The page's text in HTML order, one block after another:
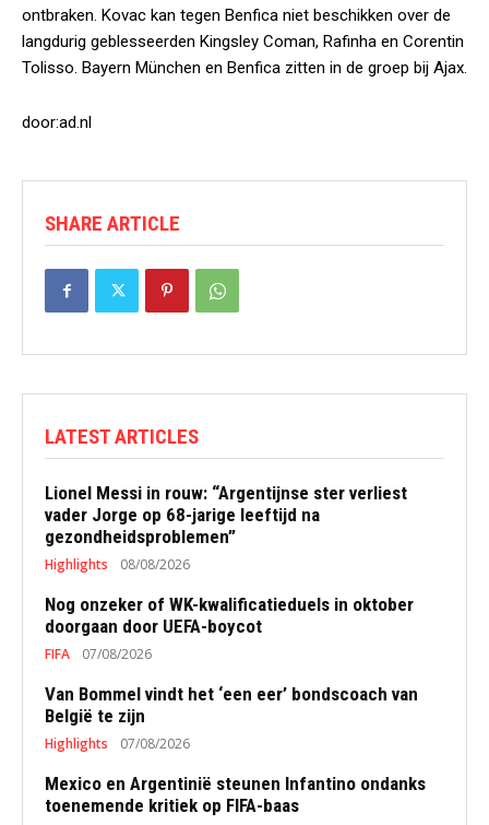
ontbraken. Kovac kan tegen Benfica niet beschikken over de
langdurig geblesseerden Kingsley Coman, Rafinha en Corentin
Tolisso. Bayern München en Benfica zitten in de groep bij Ajax.
door:ad.nl
SHARE ARTICLE
LATEST ARTICLES
Lionel Messi in rouw: “Argentijnse ster verliest
vader Jorge op 68-jarige leeftijd na
gezondheidsproblemen”
Highlights 08/08/2026
Nog onzeker of WK-kwalificatieduels in oktober
doorgaan door UEFA-boycot
FIFA 07/08/2026
Van Bommel vindt het ‘een eer’ bondscoach van
België te zijn
Highlights 07/08/2026
Mexico en Argentinië steunen Infantino ondanks
toenemende kritiek op FIFA-baas